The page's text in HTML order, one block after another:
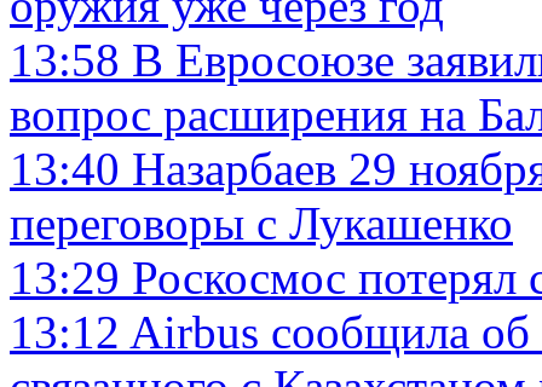
13:58 В Евросоюзе
вопрос расширения на
13:40 Назарбаев 29
переговоры с Лукашенко
13:29 Роскосмос потерял
13:12 Airbus сообщила об